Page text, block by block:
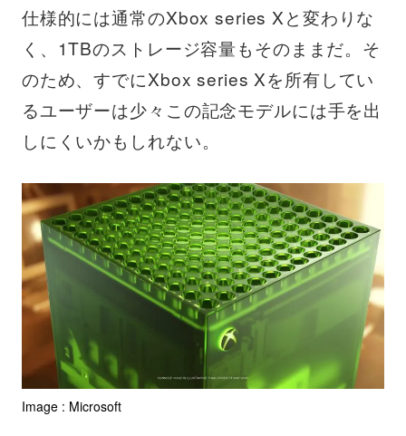
仕様的には通常のXbox series Xと変わりな
く、1TBのストレージ容量もそのままだ。そ
のため、すでにXbox series Xを所有してい
るユーザーは少々この記念モデルには手を出
しにくいかもしれない。
Image : Microsoft